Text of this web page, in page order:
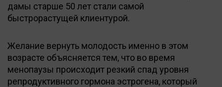
дамы старше 50 лет стали самой
быстрорастущей клиентурой.
Желание вернуть молодость именно в этом
возрасте объясняется тем, что во время
менопаузы происходит резкий спад уровня
репродуктивного гормона эстрогена, который